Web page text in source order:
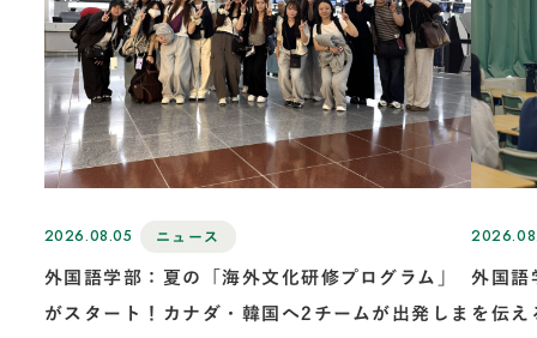
2026.08.05 ニュース
外国語学部：夏の「海外文化研修プログラム」
がスタート！カナダ・韓国へ2チームが出発しま
外国語
を伝え